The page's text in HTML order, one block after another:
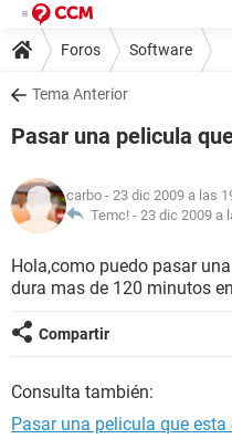
Foros Software
Tema Anterior
Pasar una pelicula
carbo - 23 dic 2009 a las
Temc! - 23 dic 2009 a
Hola,como puedo pasar
dura mas de 120 minutos
Compartir
Consulta también:
Pasar una pelicula que esta